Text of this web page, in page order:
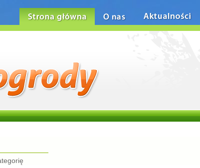
Strona główna O nas Aktualności